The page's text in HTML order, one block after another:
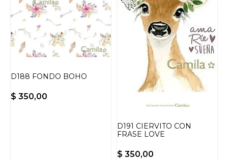
D188 FONDO BOHO
$ 350,00
D191 CIERVITO CON
FRASE LOVE
$ 350,00